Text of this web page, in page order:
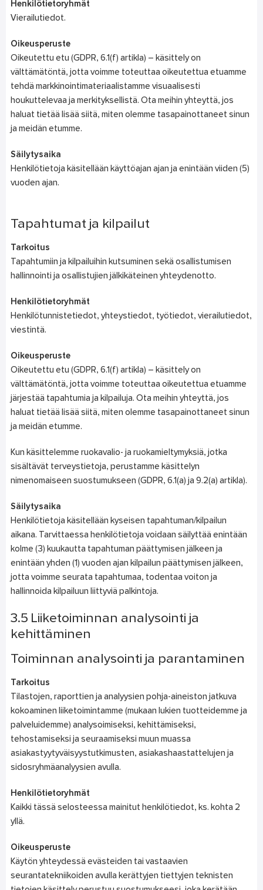
Henkilötietoryhmät
Vierailutiedot.
Oikeusperuste
Oikeutettu etu (GDPR, 6.1(f) artikla) – käsittely on
välttämätöntä, jotta voimme toteuttaa oikeutettua etuamme
tehdä markkinointimateriaalistamme visuaalisesti
houkuttelevaa ja merkityksellistä. Ota meihin yhteyttä, jos
haluat tietää lisää siitä, miten olemme tasapainottaneet sinun
ja meidän etumme.
Säilytysaika
Henkilötietoja käsitellään käyttöajan ajan ja enintään viiden (5)
vuoden ajan.
Tapahtumat ja kilpailut
Tarkoitus
Tapahtumiin ja kilpailuihin kutsuminen sekä osallistumisen
hallinnointi ja osallistujien jälkikäteinen yhteydenotto.
Henkilötietoryhmät
Henkilötunnistetiedot, yhteystiedot, työtiedot, vierailutiedot,
viestintä.
Oikeusperuste
Oikeutettu etu (GDPR, 6.1(f) artikla) – käsittely on
välttämätöntä, jotta voimme toteuttaa oikeutettua etuamme
järjestää tapahtumia ja kilpailuja. Ota meihin yhteyttä, jos
haluat tietää lisää siitä, miten olemme tasapainottaneet sinun
ja meidän etumme.
Kun käsittelemme ruokavalio- ja ruokamieltymyksiä, jotka
sisältävät terveystietoja, perustamme käsittelyn
nimenomaiseen suostumukseen (GDPR, 6.1(a) ja 9.2(a) artikla).
Säilytysaika
Henkilötietoja käsitellään kyseisen tapahtuman/kilpailun
aikana. Tarvittaessa henkilötietoja voidaan säilyttää enintään
kolme (3) kuukautta tapahtuman päättymisen jälkeen ja
enintään yhden (1) vuoden ajan kilpailun päättymisen jälkeen,
jotta voimme seurata tapahtumaa, todentaa voiton ja
hallinnoida kilpailuun liittyviä palkintoja.
3.5 Liiketoiminnan analysointi ja
kehittäminen
Toiminnan analysointi ja parantaminen
Tarkoitus
Tilastojen, raporttien ja analyysien pohja-aineiston jatkuva
kokoaminen liiketoimintamme (mukaan lukien tuotteidemme ja
palveluidemme) analysoimiseksi, kehittämiseksi,
tehostamiseksi ja seuraamiseksi muun muassa
asiakastyytyväisyystutkimusten, asiakashaastattelujen ja
sidosryhmäanalyysien avulla.
Henkilötietoryhmät
Kaikki tässä selosteessa mainitut henkilötiedot, ks. kohta 2
yllä.
Oikeusperuste
Käytön yhteydessä evästeiden tai vastaavien
seurantatekniikoiden avulla kerättyjen tiettyjen teknisten